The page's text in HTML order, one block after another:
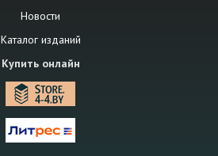
Новости
Каталог изданий
Купить онлайн